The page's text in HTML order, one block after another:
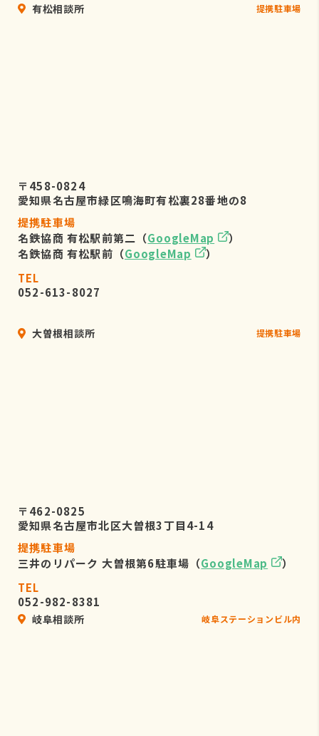
有松相談所 提携駐車場
〒458-0824
愛知県名古屋市緑区鳴海町有松裏28番地の8
提携駐車場
名鉄協商 有松駅前第二（GoogleMap
）
名鉄協商 有松駅前（GoogleMap
）
TEL
052-613-8027
大曽根相談所 提携駐車場
〒462-0825
愛知県名古屋市北区大曽根3丁目4-14
提携駐車場
三井のリパーク 大曽根第6駐車場（GoogleMap
）
TEL
052-982-8381
岐阜相談所 岐阜ステーションビル内